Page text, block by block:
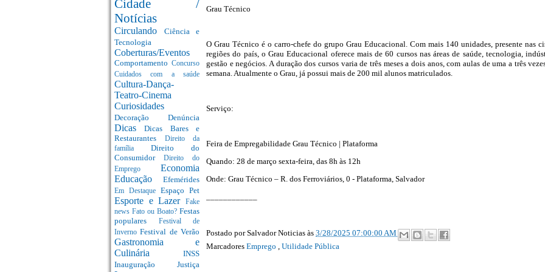
Cidade /
Notícias
Circulando Ciência e
Tecnologia
Coberturas/Eventos
Comportamento Concurso
Cuidados com a saúde
Cultura-Dança-
Teatro-Cinema
Curiosidades
Decoração Denúncia
DicasDicas Bares e
Restaurantes
Direito da
família Direito do
Consumidor Direito do
Emprego Economia
Educação Efemérides
Em Destaque Espaço Pet
Esporte e Lazer
Fake
news Fato ou Boato? Festas
populares
Festival de
InvernoFestival de Verão
Gastronomia e
Culinária INSS
Inauguração Justiça
Grau Técnico
O Grau Técnico é o carro-chefe do grupo Grau Educacional. Com mais 140 unidades, presente nas
regiões do país, o Grau Educacional oferece mais de 60 cursos nas áreas de saúde, tecnologia,
gestão e negócios. A duração dos cursos varia de três meses a dois anos, com aulas de uma a três
semana. Atualmente o Grau, já possui mais de 200 mil alunos matriculados.
Serviço:
Feira de Empregabilidade Grau Técnico | Plataforma
Quando: 28 de março sexta-feira, das 8h às 12h
Onde: Grau Técnico – R. dos Ferroviários, 0 - Plataforma, Salvador
Postado porSalvador Noticias às 3/28/2025 07:00:00 AM
Marcadores Emprego , Utilidade Pública